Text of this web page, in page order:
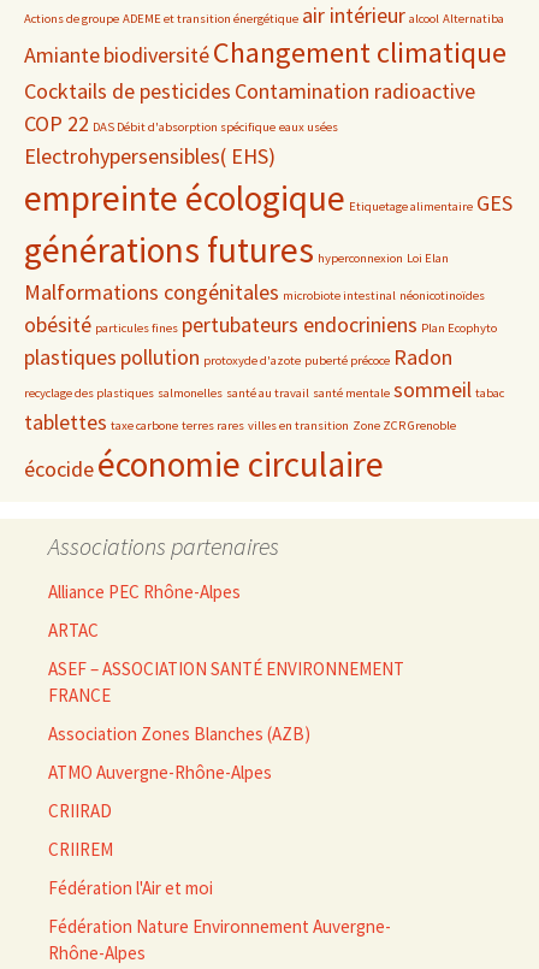
Actions de groupe ADEME et transition énergétique air intérieur alcool Alternatiba
AmiantebiodiversitéChangement climatique
Cocktails de pesticides Contamination radioactive
COP 22 DAS Débit d'absorption spécifique eaux usées
Electrohypersensibles( EHS)
empreinte écologique Etiquetage alimentaire GES
générations futures hyperconnexion Loi Elan
Malformations congénitales microbiote intestinal néonicotinoïdes
obésité particules fines pertubateurs endocriniens Plan Ecophyto
plastiques pollution protoxyde d'azote puberté précoce Radon
recyclage des plastiques salmonelles santé au travail santé mentale sommeil tabac
tablettes taxe carbone terres rares villes en transition Zone ZCR Grenoble
écocideéconomie circulaire
Associations partenaires
Alliance PEC Rhône-Alpes
ARTAC
ASEF – ASSOCIATION SANTÉ ENVIRONNEMENT
FRANCE
Association Zones Blanches (AZB)
ATMO Auvergne-Rhône-Alpes
CRIIRAD
CRIIREM
Fédération l'Air et moi
Fédération Nature Environnement Auvergne-
Rhône-Alpes